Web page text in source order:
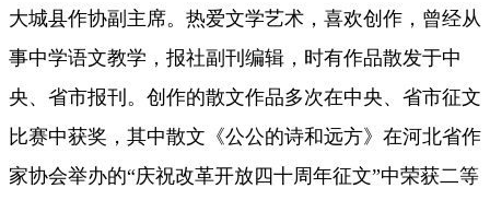
大城县作协副主席。热爱文学艺术，喜欢创作，曾经从
事中学语文教学，报社副刊编辑，时有作品散发于中
央、省市报刊。创作的散文作品多次在中央、省市征文
比赛中获奖，其中散文《公公的诗和远方》在河北省作
家协会举办的“庆祝改革开放四十周年征文”中荣获二等